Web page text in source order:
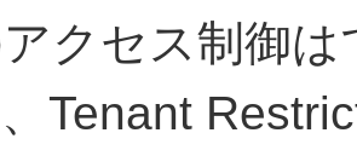
アクセス制御
Tenant